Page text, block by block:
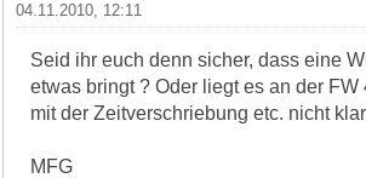
04.11.2010, 12:11
Seid ihr euch denn sicher, dass eine
etwas bringt ? Oder liegt es an der FW
mit der Zeitverschriebung etc. nicht
MFG